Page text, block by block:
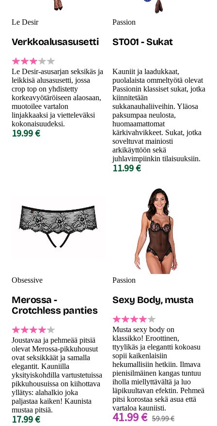
Le Desir
Verkkoalusasusetti
Le Desir-asusarjan seksikäs ja
leikkisä alusasusetti, jossa
crop top on yhdistetty
korkeavyötäröiseen alaosaan,
muotoilee vartalon
linjakkaaksi ja vietteleväksi
kokonaisuudeksi.
19.99 €
Passion
ST001 - Sukat
Kauniit ja laadukkaat,
puolalaista ommeltyötä olevat
Passionin klassiset sukat, jotka
kiinnitetään
sukkanauhaliiveihin. Yläosa
paksumpaa neulosta,
huomaamattomat
kärkivahvikkeet. Sukat, jotka
soveltuvat mainiosti
arkikäyttöön sekä
juhlavimpiinkin tilaisuuksiin.
11.99 €
Obsessive
Merossa -
Crotchless panties
Joustavaa ja pehmeää pitsiä
olevat Merossa-pikkuhousut
ovat seksikkäät ja samalla
elegantit. Kauniilla
yksityiskohdilla vartustetuissa
pikkuhousuissa on kiihottava
yllätys: alahalkio joka
paljastaa kaiken! Kaunista
mustaa pitsiä.
17.99 €
Passion
Sexy Body, musta
Musta sexy body on
klassikko! Eroottinen,
ttyylikäs ja elegantti kokoasu
sopii kaikenlaisiin
hekumallisiin hetkiin. Ilmava
pienisilmäinen kangas tuntuu
iholla miellyttävältä ja luo
läpikuultavan efektin. Pehmeä
pitsi korostaa sekä asua että
vartaloa kauniisti.
41.99 € 59.99 €